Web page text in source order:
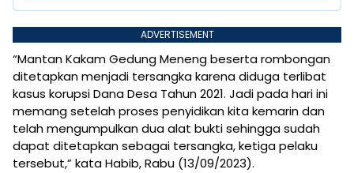
ADVERTISEMENT
“Mantan Kakam Gedung Meneng beserta rombongan
ditetapkan menjadi tersangka karena diduga terlibat
kasus korupsi Dana Desa Tahun 2021. Jadi pada hari ini
memang setelah proses penyidikan kita kemarin dan
telah mengumpulkan dua alat bukti sehingga sudah
dapat ditetapkan sebagai tersangka, ketiga pelaku
tersebut,” kata Habib, Rabu (13/09/2023).